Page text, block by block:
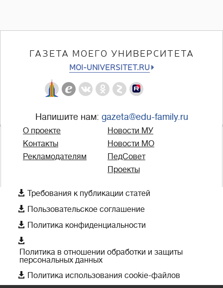
ГАЗЕТА МОЕГО УНИВЕРСИТЕТА
MOI-UNIVERSITET.RU
Напишите нам: gazeta@edu-family.ru
О проекте
Контакты
Рекламодателям
Новости МУ
Новости МО
ПедСовет
Проекты
 Требования к публикации статей
 Пользовательское соглашение
 Политика конфиденциальности

Политика в отношении обработки и защиты
персональных данных
 Политика использования cookie-файлов